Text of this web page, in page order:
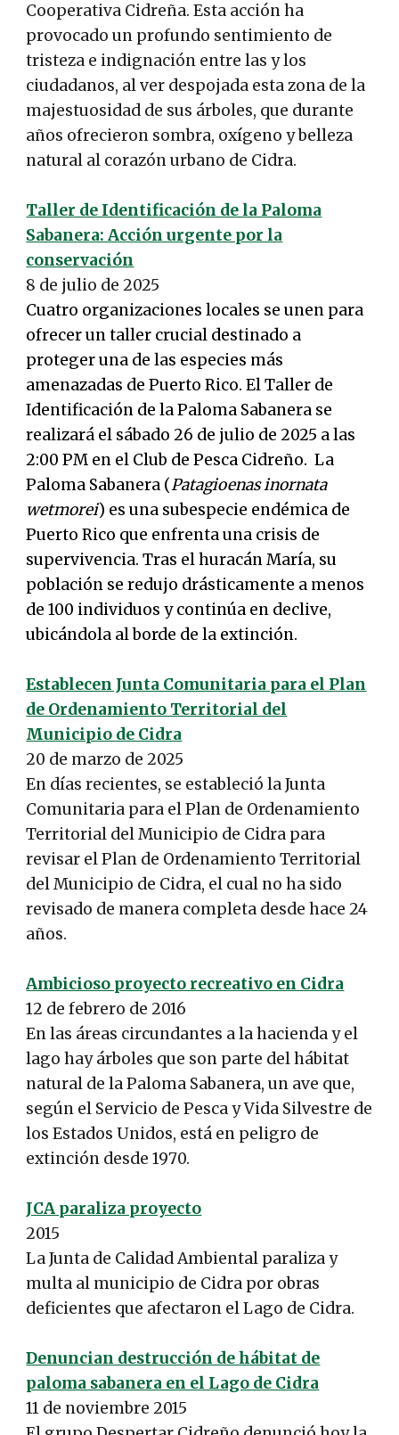
Cooperativa Cidreña. Esta acción ha
provocado un profundo sentimiento de
tristeza e indignación entre las y los
ciudadanos, al ver despojada esta zona de la
majestuosidad de sus árboles, que durante
años ofrecieron sombra, oxígeno y belleza
natural al corazón urbano de Cidra.
Taller de Identificación de la Paloma
Sabanera: Acción urgente por la
conservación
8 de julio de 2025
Cuatro organizaciones locales se unen para
ofrecer un taller crucial destinado a
proteger una de las especies más
amenazadas de Puerto Rico. El Taller de
Identificación de la Paloma Sabanera se
realizará el sábado 26 de julio de 2025 a las
2:00 PM en el Club de Pesca Cidreño. La
Paloma Sabanera (Patagioenas inornata
wetmorei) es una subespecie endémica de
Puerto Rico que enfrenta una crisis de
supervivencia. Tras el huracán María, su
población se redujo drásticamente a menos
de 100 individuos y continúa en declive,
ubicándola al borde de la extinción.
Establecen Junta Comunitaria para el Plan
de Ordenamiento Territorial del
Municipio de Cidra
20 de marzo de 2025
En días recientes, se estableció la Junta
Comunitaria para el Plan de Ordenamiento
Territorial del Municipio de Cidra para
revisar el Plan de Ordenamiento Territorial
del Municipio de Cidra, el cual no ha sido
revisado de manera completa desde hace 24
años.
Ambicioso proyecto recreativo en Cidra
12 de febrero de 2016
En las áreas circundantes a la hacienda y el
lago hay árboles que son parte del hábitat
natural de la Paloma Sabanera, un ave que,
según el Servicio de Pesca y Vida Silvestre de
los Estados Unidos, está en peligro de
extinción desde 1970.
JCA paraliza proyecto
2015
La Junta de Calidad Ambiental paraliza y
multa al municipio de Cidra por obras
deficientes que afectaron el Lago de Cidra.
Denuncian destrucción de hábitat de
paloma sabanera en el Lago de Cidra
11 de noviembre 2015